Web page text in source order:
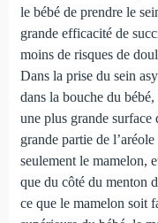
le bébé de prendre le
grande efficacité de
moins de risques de
Dans la prise du sein
dans la bouche du
une plus grande surface
grande partie de
seulement le mamelon,
que du côté du menton
ce que le mamelon soit